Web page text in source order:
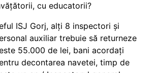
cu educatorii?
ISJ Gorj, alți 8 inspectori și
auxiliar trebuie să returneze
55.000 de lei, bani acordați
decontarea navetei, timp de